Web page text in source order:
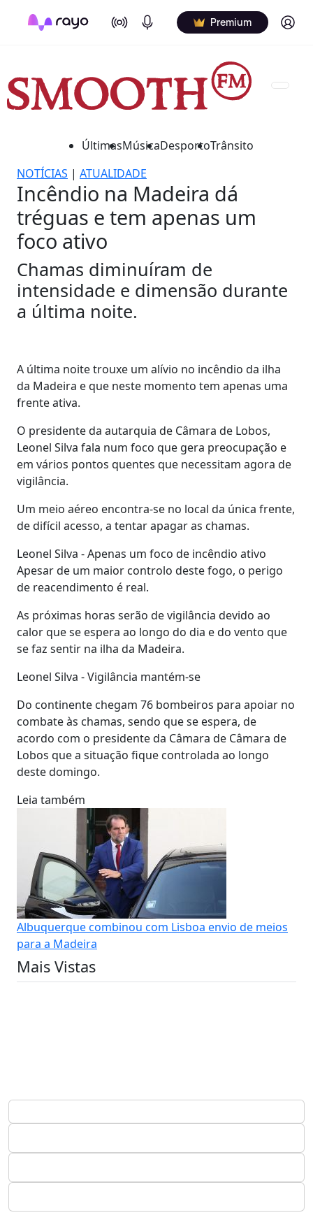
On Air Podcasts Premium Log in
ÚltimasMúsicaDesportoTrânsito
NOTÍCIAS | ATUALIDADE
Incêndio na Madeira dá
tréguas e tem apenas um
foco ativo
Chamas diminuíram de
intensidade e dimensão durante
a última noite.
A última noite trouxe um alívio no incêndio da ilha
da Madeira e que neste momento tem apenas uma
frente ativa.
O presidente da autarquia de Câmara de Lobos,
Leonel Silva fala num foco que gera preocupação e
em vários pontos quentes que necessitam agora de
vigilância.
Um meio aéreo encontra-se no local da única frente,
de difícil acesso, a tentar apagar as chamas.
Leonel Silva - Apenas um foco de incêndio ativo
Apesar de um maior controlo deste fogo, o perigo
de reacendimento é real.
As próximas horas serão de vigilância devido ao
calor que se espera ao longo do dia e do vento que
se faz sentir na ilha da Madeira.
Leonel Silva - Vigilância mantém-se
Do continente chegam 76 bombeiros para apoiar no
combate às chamas, sendo que se espera, de
acordo com o presidente da Câmara de Câmara de
Lobos que a situação fique controlada ao longo
deste domingo.
Leia também
Albuquerque combinou com Lisboa envio de meios
para a Madeira
Mais Vistas